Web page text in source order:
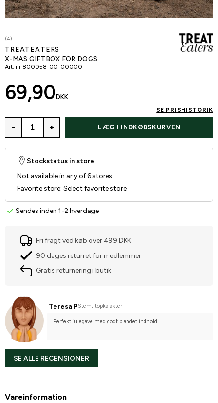
(4)
TREATEATERS
X-MAS GIFTBOX FOR DOGS
Art. nr 800058-00-00000
69,90 DKK
SE PRISHISTORIK
- + LÆG I INDKØBSKURVEN
Sendes inden 1-2 hverdage
Stockstatus in store
Not available in any of 6 stores
Favorite store: Select favorite store
Fri fragt ved køb over 499 DKK
90 dages returret for medlemmer
Gratis returnering i butik
Teresa PStemt topkarakter
Perfekt julegave med godt blandet indhold.
SE ALLE RECENSIONER
Vareinformation